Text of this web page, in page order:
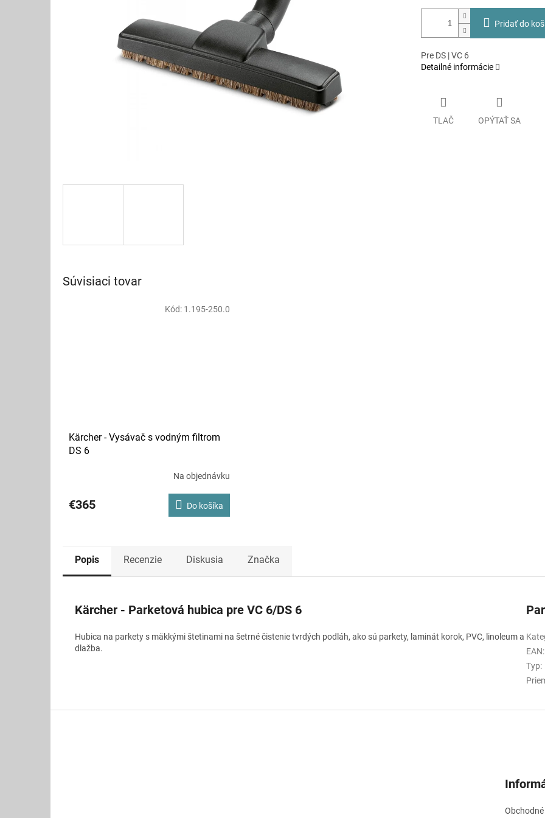
Pridať do
Pre DS | VC 6
Detailné informácie
TLAČ OPÝTAŤ SA
Súvisiaci tovar
Kärcher - Vysávač s vodným filtrom
DS 6
Na objednávku
€365 Do košíka
Kód: 1.195-250.0
Popis Recenzie Diskusia Značka
Kärcher - Parketová hubica pre VC 6/DS 6
Hubica na parkety s mäkkými štetinami na šetrné čistenie tvrdých podláh, ako sú parkety, laminát korok, PVC, linoleum a
dlažba.
EAN:
Typ: